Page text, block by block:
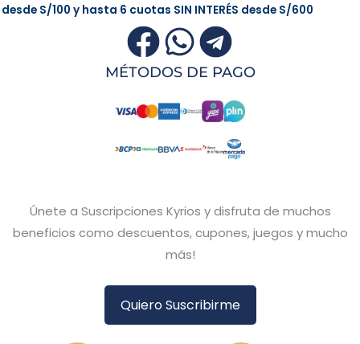
desde S/100 y hasta 6 cuotas SIN INTERÉS desde S/600
MÉTODOS DE PAGO
Únete a Suscripciones Kyrios y disfruta de muchos
beneficios como descuentos, cupones, juegos y mucho
más!
Quiero Suscribirme